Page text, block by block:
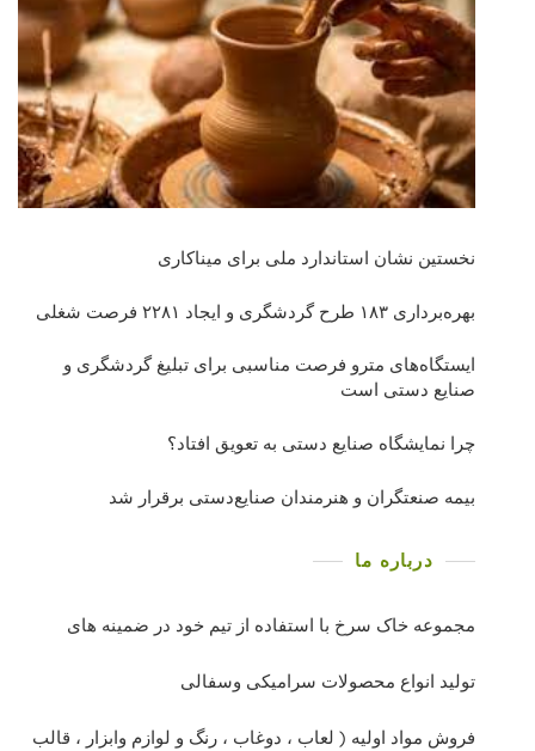
نخستین نشان استاندارد ملی برای میناکاری
بهره‌برداری ١٨٣ طرح گردشگری و ایجاد ٢٢٨١ فرصت شغلی
ایستگاه‌های مترو فرصت مناسبی برای تبلیغ گردشگری و
صنایع دستی است
چرا نمایشگاه صنایع دستی به تعویق افتاد؟
بیمه صنعتگران و هنرمندان صنایع‌دستی برقرار شد
درباره ما
مجموعه خاک سرخ با استفاده از تیم خود در ضمینه های
تولید انواع محصولات سرامیکی وسفالی
فروش مواد اولیه ( لعاب ، دوغاب ، رنگ و لوازم وابزار ، قالب